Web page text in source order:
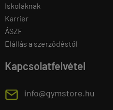
Iskoláknak
Karrier
ÁSZF
Elállás a szerződéstől
Kapcsolatfelvétel
E info@gymstore.hu